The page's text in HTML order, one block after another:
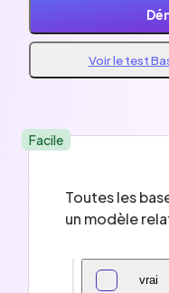
Voir le test
Facile
Toutes les
un modèle
vrai